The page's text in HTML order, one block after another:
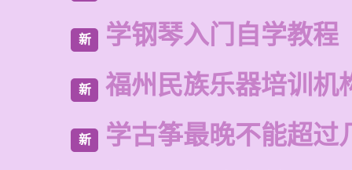
新 学钢琴入门自学教程
新 福州民族乐器培训机
新 学古筝最晚不能超过